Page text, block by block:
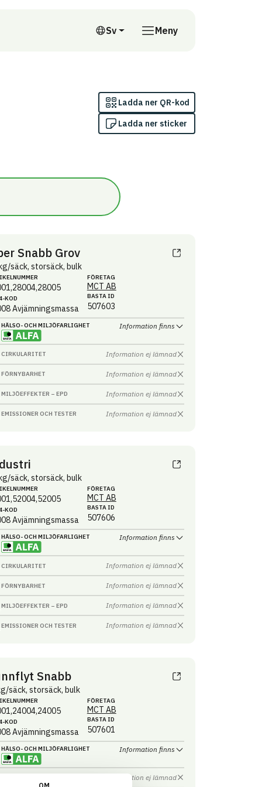
Sv
Svenska
Meny
Ladda ner QR-kod
Ladda ner sticker
Snabb Grov
säck, storsäck, bulk
KOD
Avjämningsmassa
FÖRETAG
MCT AB
BASTA ID
507603
HÄLSO- OCH MILJÖ­FARLIGHET Information finns
CIRKULARITET Information ej lämnad
FÖRNYBARHET Information ej lämnad
MILJÖEFFEKTER – EPD Information ej lämnad
EMISSIONER OCH TESTER Information ej lämnad
säck, storsäck, bulk
KOD
Avjämningsmassa
FÖRETAG
MCT AB
BASTA ID
507606
HÄLSO- OCH MILJÖ­FARLIGHET Information finns
CIRKULARITET Information ej lämnad
FÖRNYBARHET Information ej lämnad
MILJÖEFFEKTER – EPD Information ej lämnad
EMISSIONER OCH TESTER Information ej lämnad
Snabb
säck, storsäck, bulk
KOD
Avjämningsmassa
FÖRETAG
MCT AB
BASTA ID
507601
HÄLSO- OCH MILJÖ­FARLIGHET Information finns
Information ej lämnad